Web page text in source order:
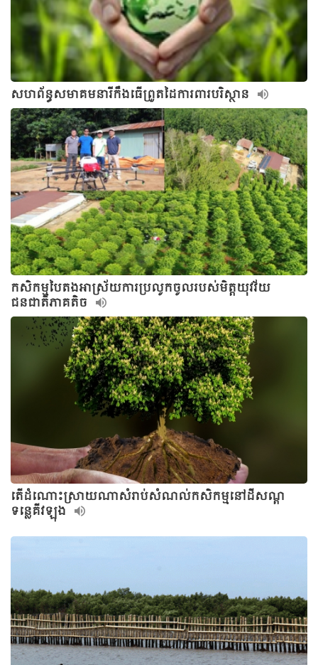
សហព័ន្ធសមាគមនារីកឹងធើព្រួតដៃការពារបរិស្ថាន
កសិកម្មបៃតងអាស្រ័យការប្រលូកចូលរបស់មិត្តយុវវ័យ
ជនជាតិភាគតិច
តើដំណោះស្រាយណាសំរាប់សំណល់កសិកម្មនៅដីសណ្ត
ទន្លេគីវឡុង